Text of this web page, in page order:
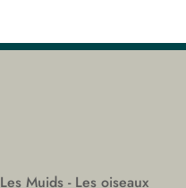
Les Muids - Les oiseaux